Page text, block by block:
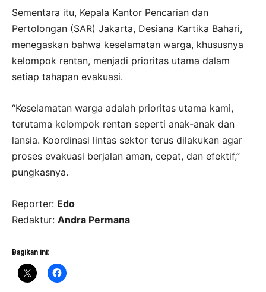
Sementara itu, Kepala Kantor Pencarian dan
Pertolongan (SAR) Jakarta, Desiana Kartika Bahari,
menegaskan bahwa keselamatan warga, khususnya
kelompok rentan, menjadi prioritas utama dalam
setiap tahapan evakuasi.
“Keselamatan warga adalah prioritas utama kami,
terutama kelompok rentan seperti anak-anak dan
lansia. Koordinasi lintas sektor terus dilakukan agar
proses evakuasi berjalan aman, cepat, dan efektif,”
pungkasnya.
Reporter: Edo
Redaktur: Andra Permana
Bagikan ini: